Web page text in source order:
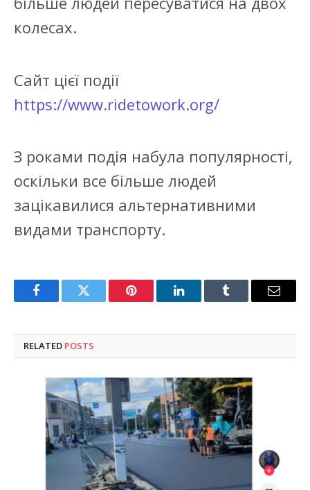
колесах.
Сайт цієї події
https://www.ridetowork.org/
З роками подія набула популярності,
оскільки все більше людей
зацікавилися альтернативними
видами транспорту.
FacebookTwitter Pinterest LinkedInTumblr Email
RELATED POSTS